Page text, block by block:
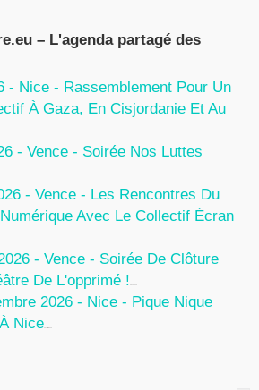
– L'agenda partagé des
- Nice - Rassemblement Pour Un
À Gaza, En Cisjordanie Et Au
- Vence - Soirée Nos Luttes
- Vence - Les Rencontres Du
Avec Le Collectif Écran
- Vence - Soirée De Clôture
De L'opprimé !
2026 - Nice - Pique Nique
Nice